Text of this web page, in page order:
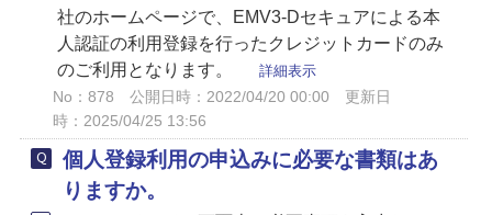
社のホームページで、EMV3-Dセキュアによる本
人認証の利用登録を行ったクレジットカードのみ
のご利用となります。
詳細表示
No：878 公開日時：2022/04/20 00:00
更新日
時：2025/04/25 13:56
個人登録利用の申込みに必要な書類はあ
りますか。